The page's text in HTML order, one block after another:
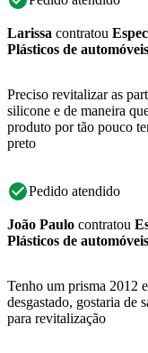
Larissa contratou
Plásticos de automóveis
Preciso revitalizar as
silicone e de maneira
produto por tão pouco
preto
Pedido atendido
João Paulo contratou
Plásticos de automóveis
Tenho um prisma 2012
desgastado, gostaria de
para revitalização